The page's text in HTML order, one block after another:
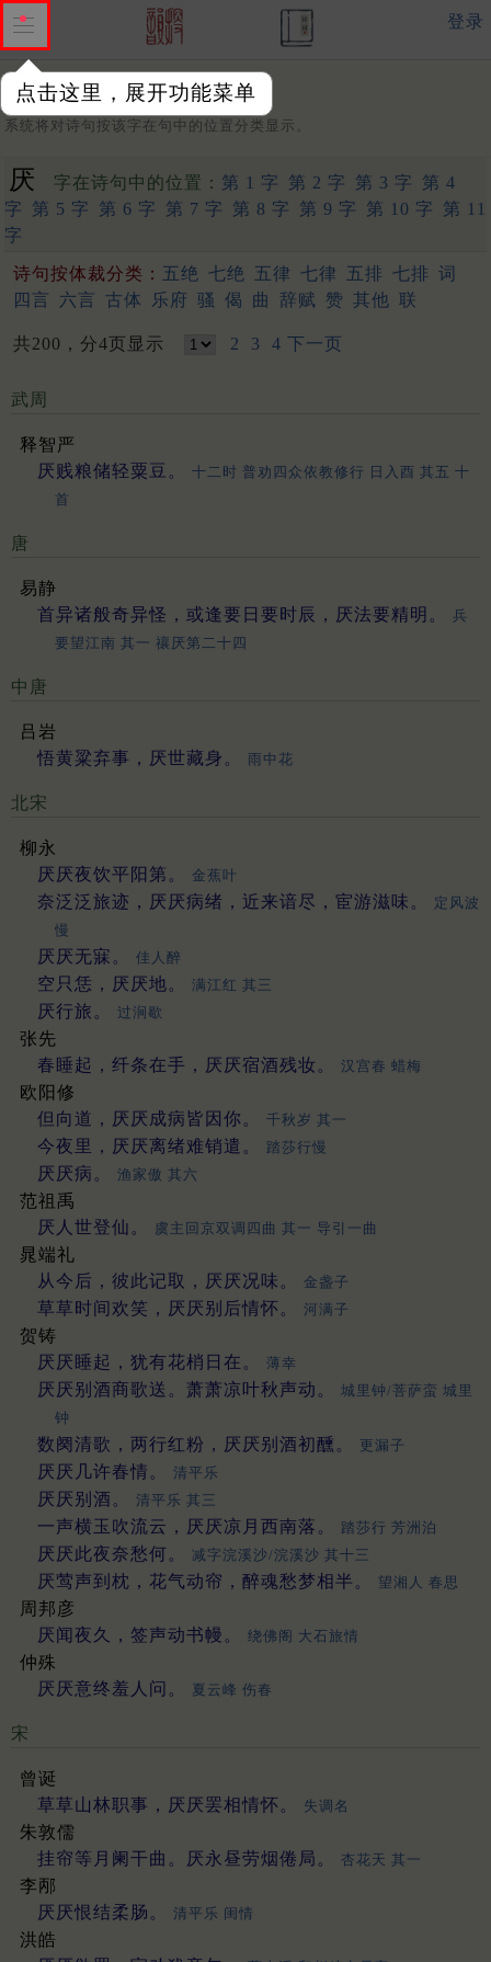
点击这里，展开功能菜单
登录
字：
系统将对诗句按该字在句中的位置分类显示。
厌 字在诗句中的位置： 第 1 字 第 2 字 第 3 字
第 4
字
第 5 字 第 6 字 第 7 字 第 8 字 第 9 字 第 10 字
第 11
字
诗句按体裁分类： 五绝 七绝 五律 七律 五排 七排 词
四言
六言 古体 乐府 骚 偈 曲 辞赋 赞 其他 联
共200，分4页显示 2 3 4 下一页
武周
释智严
厌贱粮储轻粟豆。
十二时 普劝四众依教修行 日入酉 其五 十
首
唐
易静
首异诸般奇异怪，或逢要日要时辰，厌法要精明。
兵
要望江南 其一 禳厌第二十四
中唐
吕岩
悟黄粱弃事，厌世藏身。
雨中花
北宋
柳永
厌厌夜饮平阳第。
金蕉叶
奈泛泛旅迹，厌厌病绪，近来谙尽，宦游滋味。
定风波
慢
厌厌无寐。 佳人醉
空只恁，厌厌地。 满江红 其三
厌行旅。 过涧歇
张先
春睡起，纤条在手，厌厌宿酒残妆。
汉宫春 蜡梅
欧阳修
但向道，厌厌成病皆因你。
千秋岁 其一
今夜里，厌厌离绪难销遣。 踏莎行慢
厌厌病。 渔家傲 其六
范祖禹
厌人世登仙。
虞主回京双调四曲 其一 导引一曲
晁端礼
从今后，彼此记取，厌厌况味。
金盏子
草草时间欢笑，厌厌别后情怀。 河满子
贺铸
厌厌睡起，犹有花梢日在。
薄幸
厌厌别酒商歌送。萧萧凉叶秋声动。
城里钟/菩萨蛮 城里
钟
数阕清歌，两行红粉，厌厌别酒初醺。 更漏子
厌厌几许春情。 清平乐
厌厌别酒。 清平乐 其三
一声横玉吹流云，厌厌凉月西南落。 踏莎行 芳洲泊
厌厌此夜奈愁何。 减字浣溪沙/浣溪沙 其十三
厌莺声到枕，花气动帘，醉魂愁梦相半。 望湘人 春思
周邦彦
厌闻夜久，签声动书幔。
绕佛阁 大石旅情
仲殊
厌厌意终羞人问。
夏云峰 伤春
宋
曾诞
草草山林职事，厌厌罢相情怀。
失调名
朱敦儒
挂帘等月阑干曲。厌永昼劳烟倦局。
杏花天 其一
李邴
厌厌恨结柔肠。
清平乐 闺情
洪皓